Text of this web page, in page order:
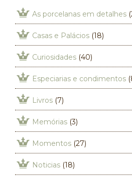
As porcelanas em detalhes
Casas e Palácios (18)
Curiosidades (40)
Especiarias e condimentos
Livros (7)
Memórias (3)
Momentos (27)
Noticias (18)